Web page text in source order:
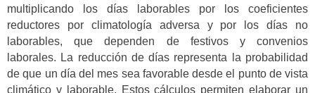
multiplicando los días laborables por los coeficientes
reductores por climatología adversa y por los días no
laborables, que dependen de festivos y convenios
laborales. La reducción de días representa la probabilidad
de que un día del mes sea favorable desde el punto de vista
climático y laborable. Estos cálculos permiten elaborar un